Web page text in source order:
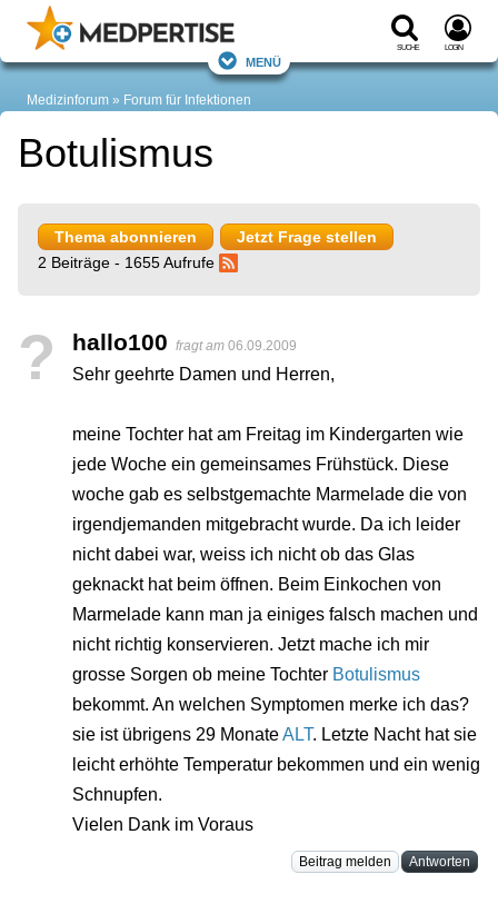
Suche Login
Menü
Medizinforum Forum für Infektionen
Botulismus
Thema abonnieren
Jetzt Frage stellen
2 Beiträge - 1655 Aufrufe
? hallo100 fragt am 06.09.2009
Sehr geehrte Damen und Herren,
meine Tochter hat am Freitag im Kindergarten wie
jede Woche ein gemeinsames Frühstück. Diese
woche gab es selbstgemachte Marmelade die von
irgendjemanden mitgebracht wurde. Da ich leider
nicht dabei war, weiss ich nicht ob das Glas
geknackt hat beim öffnen. Beim Einkochen von
Marmelade kann man ja einiges falsch machen und
nicht richtig konservieren. Jetzt mache ich mir
grosse Sorgen ob meine Tochter Botulismus
bekommt. An welchen Symptomen merke ich das?
sie ist übrigens 29 MonateALT. Letzte Nacht hat sie
leicht erhöhte Temperatur bekommen und ein wenig
Schnupfen.
Vielen Dank im Voraus
Beitrag melden Antworten